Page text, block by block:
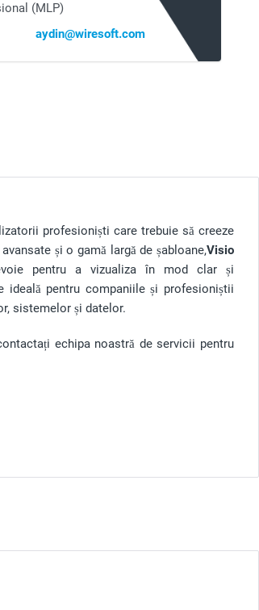
(MLP)
aydin@wiresoft.com
profesioniști care trebuie să creeze
și o gamă largă de șabloane,Visio
pentru a vizualiza în mod clar și
ideală pentru companiile și profesioniștii
sistemelor și datelor.
echipa noastră de servicii pentru